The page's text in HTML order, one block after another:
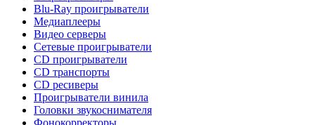
Blu-Ray проигрыватели
Медиаплееры
Видео серверы
Сетевые проигрыватели
CD проигрыватели
CD транспорты
CD ресиверы
Проигрыватели винила
Головки звукоснимателя
Фонокорректоры